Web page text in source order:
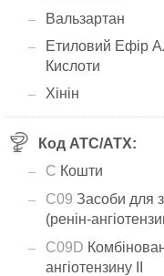
Вальзартан
Етиловий Ефір
Кислоти
Хінін
Код АТС/ATX:
C Кошти
C09 Засоби для
(ренін-
C09D
ангіотензину II